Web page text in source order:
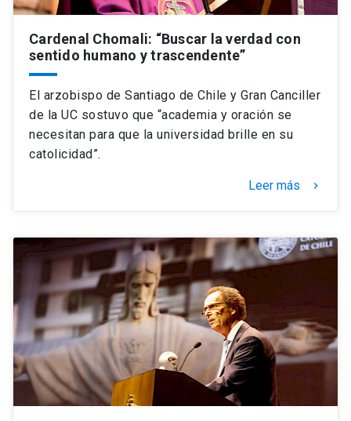
Académicos
Personal
Alumni launch
Padres y familia
Admisión
Mi Cuenta UC launch
Correo UC
Mi Portal UC launch
Medios Biblioteca
Cardenal Chomali: “Buscar la verdad con
sentido humano y trascendente”
El arzobispo de Santiago de Chile y Gran Canciller
de la UC sostuvo que “academia y oración se
necesitan para que la universidad brille en su
catolicidad”.
Leer más keyboard_arrow_right